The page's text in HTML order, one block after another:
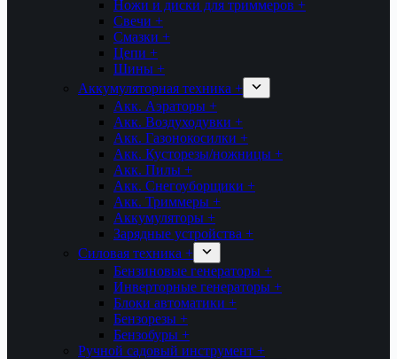
Ножи и диски для триммеров +
Свечи +
Смазки +
Цепи +
Шины +
Аккумуляторная техника +
Акк. Аэраторы +
Акк. Воздуходувки +
Акк. Газонокосилки +
Акк. Кусторезы/ножницы +
Акк. Пилы +
Акк. Снегоуборщики +
Акк. Триммеры +
Аккумуляторы +
Зарядные устройства +
Силовая техника +
Бензиновые генераторы +
Инверторные генераторы +
Блоки автоматики +
Бензорезы +
Бензобуры +
Ручной садовый инструмент +